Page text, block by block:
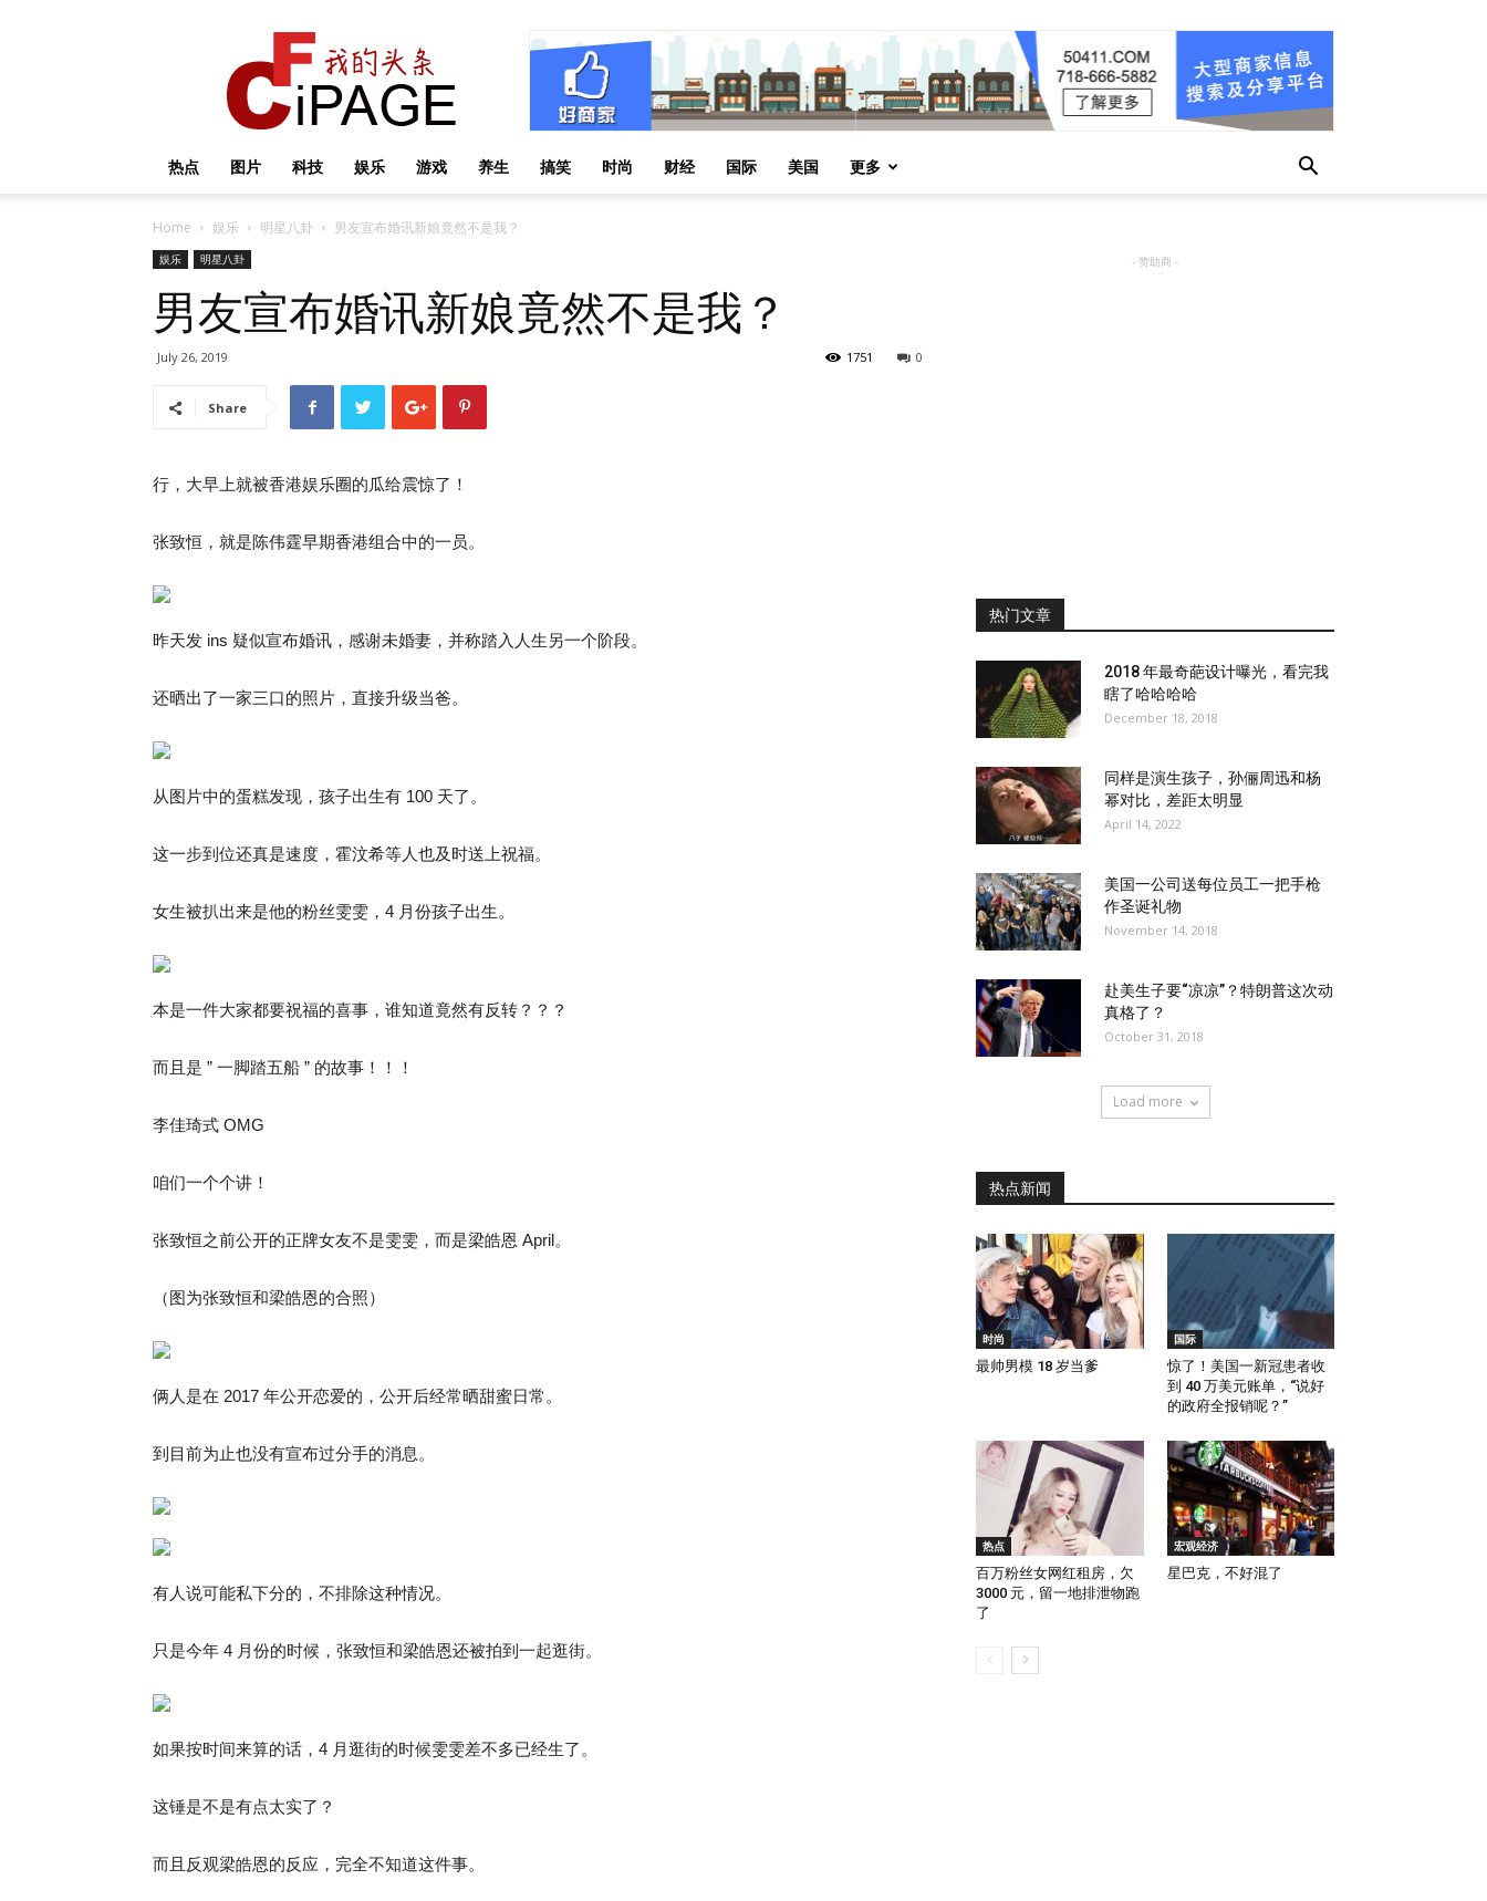
热点 图片 科技 娱乐 游戏 养生 搞笑 时尚 财经 国际 美国 更多
Home 娱乐 明星八卦 男友宣布婚讯新娘竟然不是我？
娱乐 明星八卦
男友宣布婚讯新娘竟然不是我？
July 26, 2019 0
1751
Share
行，大早上就被香港娱乐圈的瓜给震惊了！
张致恒，就是陈伟霆早期香港组合中的一员。
昨天发 ins 疑似宣布婚讯，感谢未婚妻，并称踏入人生另一个阶段。
还晒出了一家三口的照片，直接升级当爸。
从图片中的蛋糕发现，孩子出生有 100 天了。
这一步到位还真是速度，霍汶希等人也及时送上祝福。
女生被扒出来是他的粉丝雯雯，4 月份孩子出生。
本是一件大家都要祝福的喜事，谁知道竟然有反转？？？
而且是 ” 一脚踏五船 ” 的故事！！！
李佳琦式 OMG
咱们一个个讲！
张致恒之前公开的正牌女友不是雯雯，而是梁皓恩 April。
（图为张致恒和梁皓恩的合照）
俩人是在 2017 年公开恋爱的，公开后经常晒甜蜜日常。
到目前为止也没有宣布过分手的消息。
有人说可能私下分的，不排除这种情况。
只是今年 4 月份的时候，张致恒和梁皓恩还被拍到一起逛街。
如果按时间来算的话，4 月逛街的时候雯雯差不多已经生了。
这锤是不是有点太实了？
而且反观梁皓恩的反应，完全不知道这件事。
- 赞助商 -
热门文章
2018 年最奇葩设计曝光，看完我
瞎了哈哈哈哈
December 18, 2018
同样是演生孩子，孙俪周迅和杨
幂对比，差距太明显
April 14, 2022
美国一公司送每位员工一把手枪
作圣诞礼物
November 14, 2018
赴美生子要“凉凉”？特朗普这次动
真格了？
October 31, 2018
Load more
热点新闻
时尚
最帅男模 18 岁当爹
国际
惊了！美国一新冠患者收
到 40 万美元账单，“说好
的政府全报销呢？”
热点
百万粉丝女网红租房，欠
3000 元，留一地排泄物跑
了
宏观经济
星巴克，不好混了